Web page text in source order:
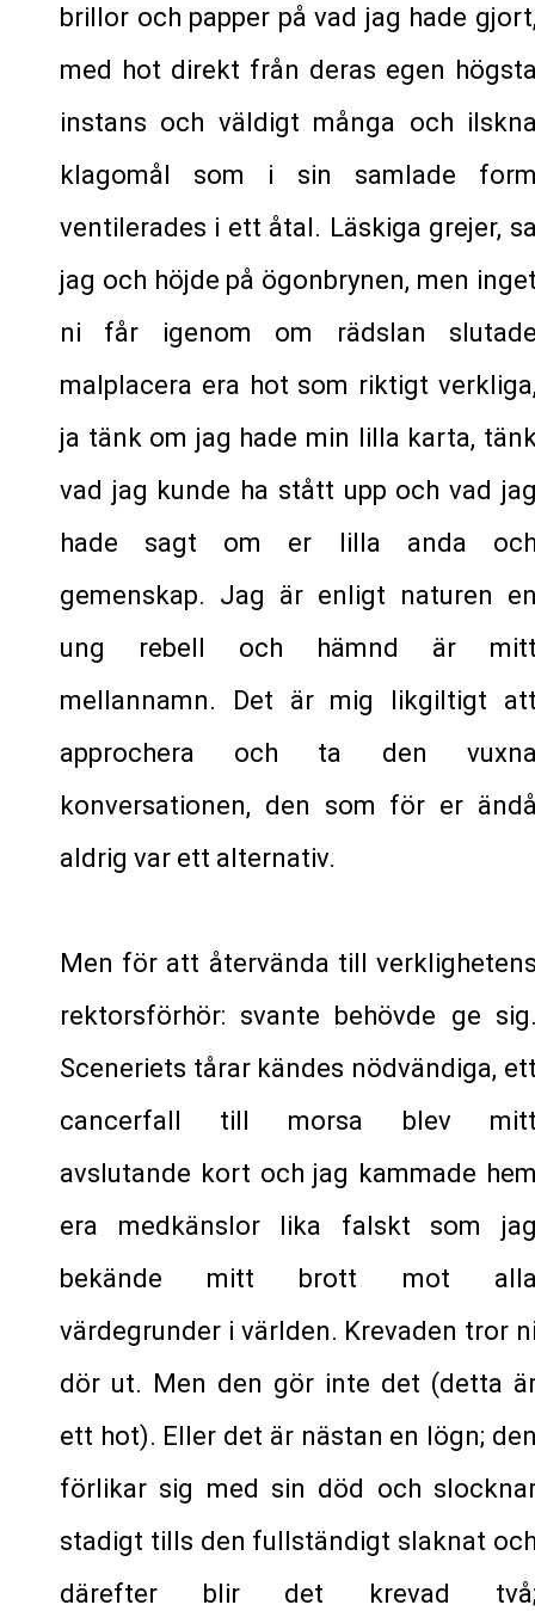
brillor och papper på vad jag hade
med hot direkt från deras egen
instans och väldigt många och
klagomål som i sin samlade
ventilerades i ett åtal. Läskiga grejer,
jag och höjde på ögonbrynen, men
ni får igenom om rädslan
malplacera era hot som riktigt
ja tänk om jag hade min lilla karta,
vad jag kunde ha stått upp och vad
hade sagt om er lilla anda
gemenskap. Jag är enligt naturen
ung rebell och hämnd är
mellannamn. Det är mig likgiltigt
approchera och ta den
konversationen, den som för er
aldrig var ett alternativ.
Men för att återvända till
rektorsförhör: svante behövde ge
Sceneriets tårar kändes nödvändiga,
cancerfall till morsa blev
avslutande kort och jag kammade
era medkänslor lika falskt som
bekände mitt brott mot
värdegrunder i världen. Krevaden tror
dör ut. Men den gör inte det (detta
ett hot). Eller det är nästan en lögn;
förlikar sig med sin död och
stadigt tills den fullständigt slaknat
därefter blir det krevad